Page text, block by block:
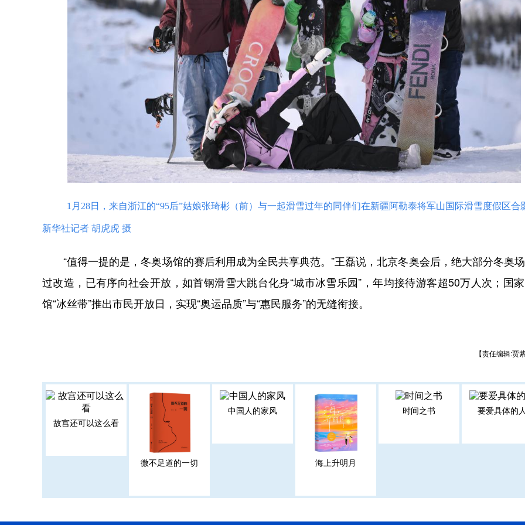
1月28日，来自浙江的“95后”姑娘张琦彬（前）与一起滑雪过年的同伴们在新疆阿勒泰将军山国际滑雪度假区合
新华社记者 胡虎虎 摄
“值得一提的是，冬奥场馆的赛后利用成为全民共享典范。”王磊说，北京冬奥会后，绝大部分冬奥
过改造，已有序向社会开放，如首钢滑雪大跳台化身“城市冰雪乐园”，年均接待游客超50万人次；国
馆“冰丝带”推出市民开放日，实现“奥运品质”与“惠民服务”的无缝衔接。
【责任编辑:贾
故宫还可以这么看
微不足道的一切
中国人的家风
海上升明月
时间之书 要爱具体的人